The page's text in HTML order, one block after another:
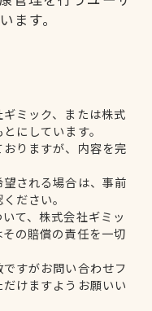
ます。
ミック、または株式
にしています。
りますが、内容を完
される場合は、事前
ださい。
て、株式会社ギミッ
の賠償の責任を一切
すがお問い合わせフ
けますようお願いい